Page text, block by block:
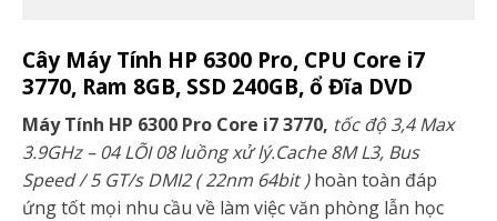
Cây Máy Tính HP 6300 Pro, CPU Core i7
3770, Ram 8GB, SSD 240GB, ổ Đĩa DVD
Máy Tính HP 6300 Pro Core i7 3770, tốc độ 3,4 Max
3.9GHz – 04 LÕI 08 luồng xử lý.Cache 8M L3, Bus
Speed / 5 GT/s DMI2 ( 22nm 64bit )hoàn toàn đáp
ứng tốt mọi nhu cầu về làm việc văn phòng lẫn học